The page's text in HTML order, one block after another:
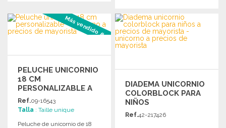
Solicitar un presupuesto
PEDIR
Solicitar un presupuesto
Más vendido #1
PELUCHE UNICORNIO
18 CM
PERSONALIZABLE A
PRECIOS DE
MAYORISTA
Ref.09-16543
Talla : Taille unique
Peluche de unicornio de 18
DIADEMA UNICORNIO
COLORBLOCK PARA
NIÑOS
Ref.42-217426